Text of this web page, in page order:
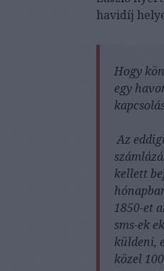
havidíj
Hogy
egy
Az
kellett
1850-et
sms-ek
küldeni,
közel